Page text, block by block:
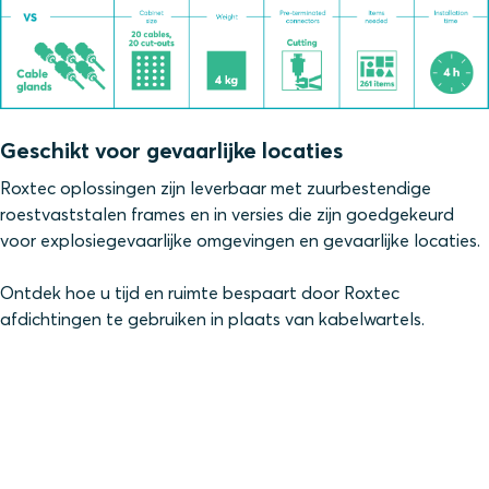
Geschikt voor gevaarlijke locaties
Roxtec oplossingen zijn leverbaar met zuurbestendige
roestvaststalen frames en in versies die zijn goedgekeurd
voor explosiegevaarlijke omgevingen en gevaarlijke locaties.
Ontdek hoe u tijd en ruimte bespaart door Roxtec
afdichtingen te gebruiken in plaats van kabelwartels.